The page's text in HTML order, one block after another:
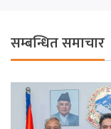
सम्बन्धित समाचार